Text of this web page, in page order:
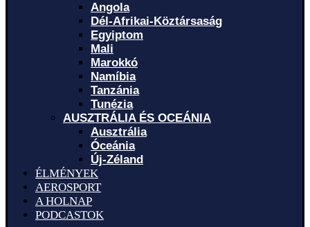
Angola
Dél-Afrikai-Köztársaság
Egyiptom
Mali
Marokkó
Namíbia
Tanzánia
Tunézia
AUSZTRÁLIA ÉS OCEÁNIA
Ausztrália
Óceánia
Új-Zéland
ÉLMÉNYEK
AEROSPORT
A HOLNAP
PODCASTOK